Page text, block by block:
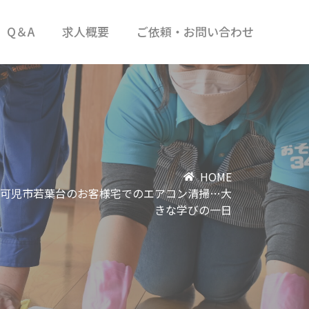
Q＆A 求人概要 ご依頼・お問い合わせ
HOME
可児市若葉台のお客様宅でのエアコン清掃…大
きな学びの一日